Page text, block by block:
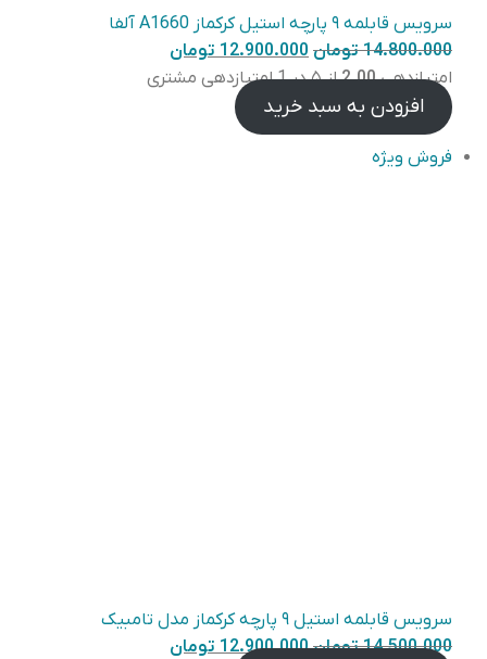
سرویس قابلمه ۹ پارچه استیل کرکماز A1660 آلفا
14.800.000تومان قیمت
اصلی
۱۴.۸۰۰.۰۰۰
تومان
12.900.000تومان
فعلی
امتیازدهی2.00از ۵ در 1امتیازدهی مشتری
افزودن به سبد خرید
فروش ویژهمحصول
سرویس قابلمه استیل ۹ پارچه کرکماز مدل تامبیک
14.500.000تومانقیمت
12.900.000تومان